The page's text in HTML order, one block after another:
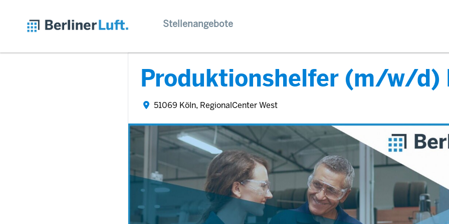
Stellenangebote
Produktionshelfer (m/w/d)
51069 Köln, RegionalCenter West